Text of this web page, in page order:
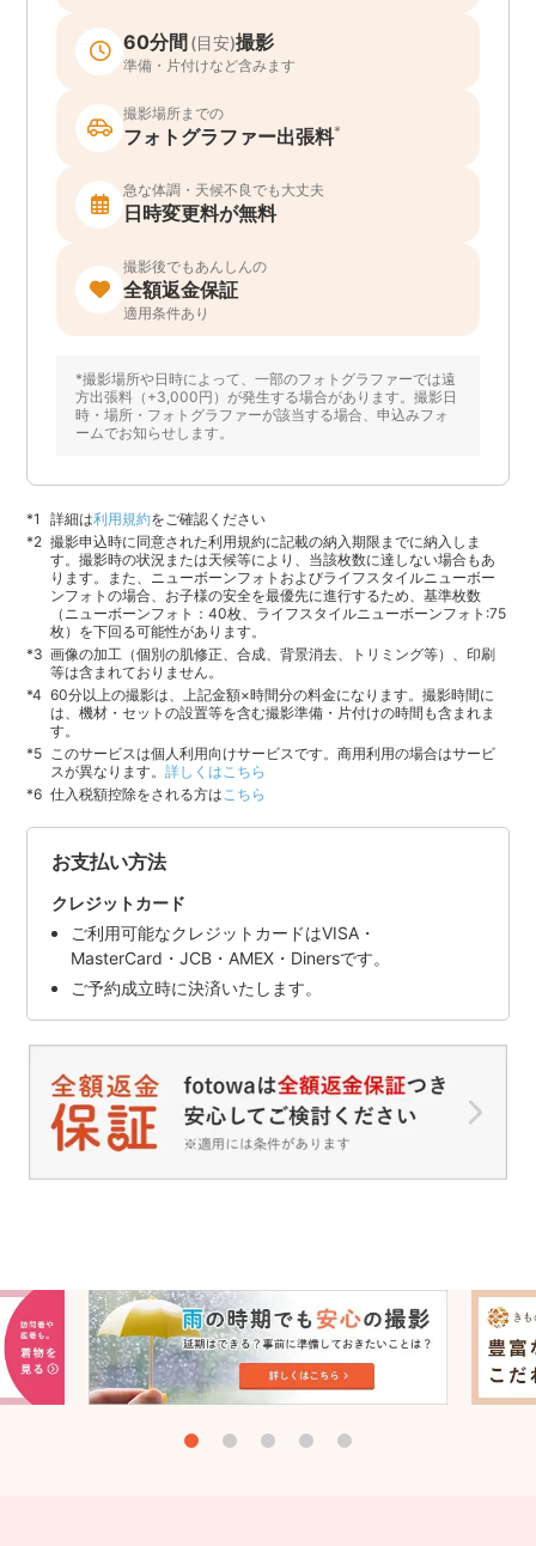
60分間 (目安)撮影
準備・片付けなど含みます
撮影場所までの
フォトグラファー出張料*
急な体調・天候不良でも大丈夫
日時変更料が無料
撮影後でもあんしんの
全額返金保証
適用条件あり
*撮影場所や日時によって、一部のフォトグラファーでは遠
方出張料（+3,000円）が発生する場合があります。撮影日
時・場所・フォトグラファーが該当する場合、申込みフォ
ームでお知らせします。
詳細は利用規約をご確認ください
撮影申込時に同意された利用規約に記載の納入期限までに納入しま
す。撮影時の状況または天候等により、当該枚数に達しない場合もあ
ります。また、ニューボーンフォトおよびライフスタイルニューボー
ンフォトの場合、お子様の安全を最優先に進行するため、基準枚数
（ニューボーンフォト：40枚、ライフスタイルニューボーンフォト:75
枚）を下回る可能性があります。
画像の加工（個別の肌修正、合成、背景消去、トリミング等）、印刷
等は含まれておりません。
60分以上の撮影は、上記金額×時間分の料金になります。撮影時間に
は、機材・セットの設置等を含む撮影準備・片付けの時間も含まれま
す。
このサービスは個人利用向けサービスです。商用利用の場合はサービ
スが異なります。詳しくはこちら
仕入税額控除をされる方は こちら
お支払い方法
クレジットカード
ご利用可能なクレジットカードはVISA・
MasterCard・JCB・AMEX・Dinersです。
ご予約成立時に決済いたします。